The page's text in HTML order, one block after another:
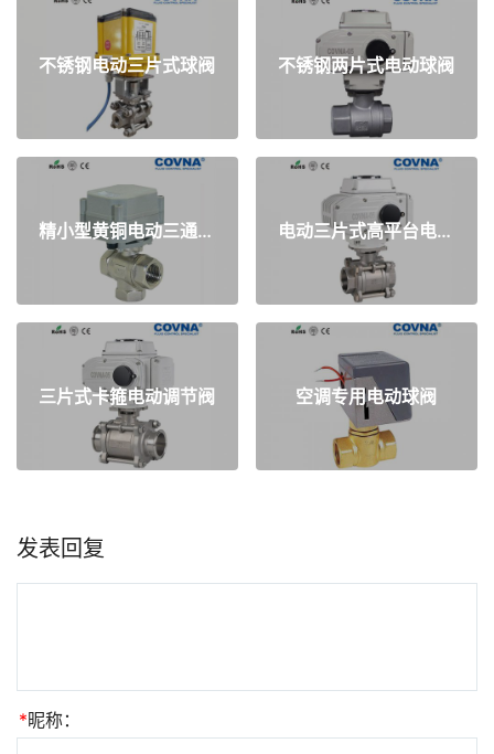
不锈钢电动三片式球阀 不锈钢两片式电动球阀
精小型黄铜电动三通球阀 电动三片式高平台电动阀
三片式卡箍电动调节阀 空调专用电动球阀
发表回复
*昵称：